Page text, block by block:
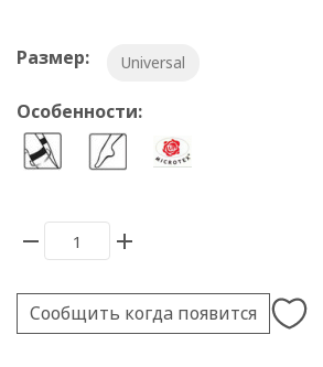
Размер: Universal
Особенности:
Сообщить когда появится